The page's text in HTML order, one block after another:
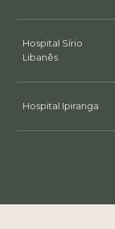
Hospital Sírio
Libanês
Hospital Ipiranga